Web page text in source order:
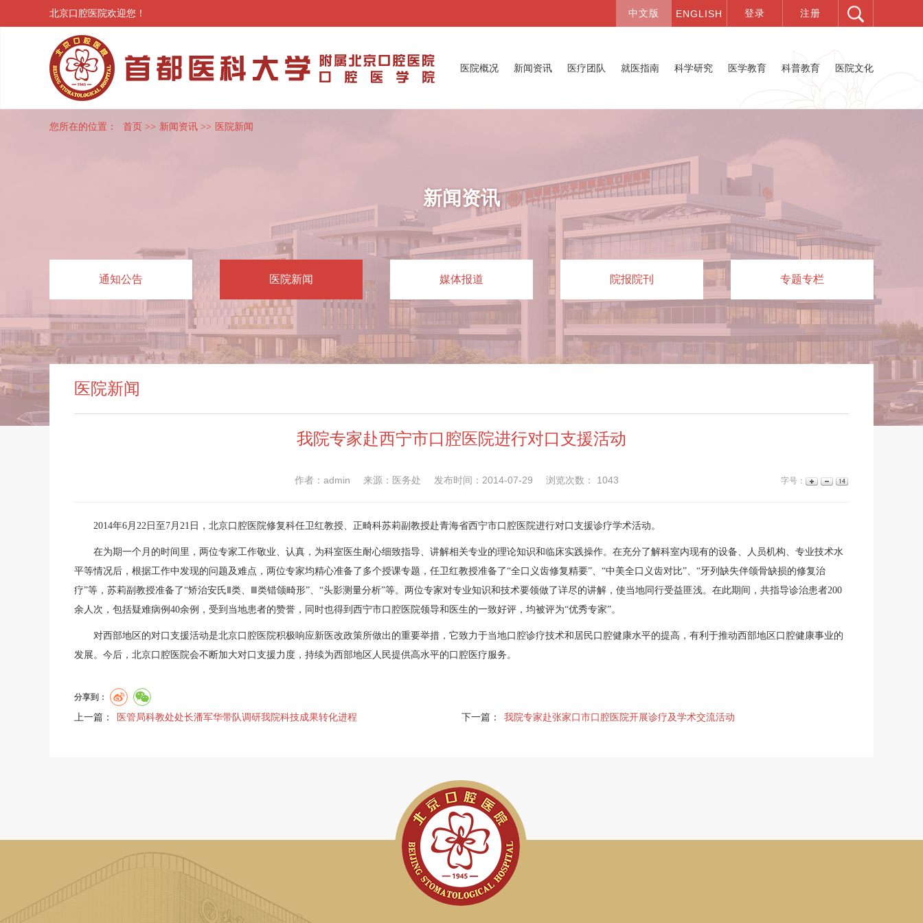
北京口腔医院欢迎您！
医院概况 新闻资讯 医疗团队 就医指南 科学研究 医学教育 科普教育 医院文化
您所在的位置： 首页 >> 新闻资讯 >> 医院新闻
新闻资讯
通知公告 医院新闻 媒体报道 院报院刊 专题专栏
医院新闻
我院专家赴西宁市口腔医院进行对口支援活动
作者：admin 来源：医务处 发布时间：2014-07-29 浏览次数： 1043 字号：
2014年6月22日至7月21日，北京口腔医院修复科任卫红教授、正畸科苏莉副教授赴青海省西宁市口腔医院进行对口支援诊疗学术活动。
在为期一个月的时间里，两位专家工作敬业、认真，为科室医生耐心细致指导、讲解相关专业的理论知识和临床实践操作。在充分了解科室内现有的设备、人员机构、专业技术水
平等情况后，根据工作中发现的问题及难点，两位专家均精心准备了多个授课专题，任卫红教授准备了“全口义齿修复精要”、“中美全口义齿对比”、“牙列缺失伴颌骨缺损的修复治
疗”等，苏莉副教授准备了“矫治安氏Ⅱ类、Ⅲ类错颌畸形”、“头影测量分析”等。两位专家对专业知识和技术要领做了详尽的讲解，使当地同行受益匪浅。在此期间，共指导诊治患者200
余人次，包括疑难病例40余例，受到当地患者的赞誉，同时也得到西宁市口腔医院领导和医生的一致好评，均被评为“优秀专家”。
对西部地区的对口支援活动是北京口腔医院积极响应新医改政策所做出的重要举措，它致力于当地口腔诊疗技术和居民口腔健康水平的提高，有利于推动西部地区口腔健康事业的
发展。今后，北京口腔医院会不断加大对口支援力度，持续为西部地区人民提供高水平的口腔医疗服务。
分享到：
上一篇： 医管局科教处处长潘军华带队调研我院科技成果转化进程 下一篇： 我院专家赴张家口市口腔医院开展诊疗及学术交流活动